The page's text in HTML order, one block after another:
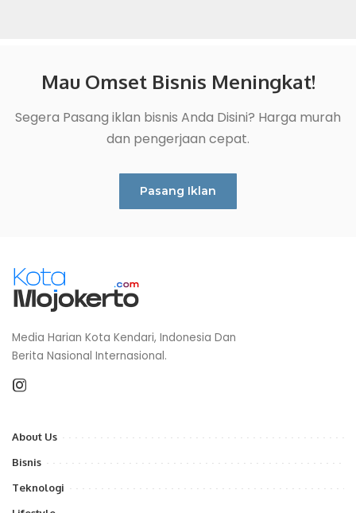
Mau Omset Bisnis Meningkat!
Segera Pasang iklan bisnis Anda Disini? Harga murah
dan pengerjaan cepat.
Pasang Iklan
Media Harian Kota Kendari, Indonesia Dan
Berita Nasional Internasional.
About Us
Bisnis
Teknologi